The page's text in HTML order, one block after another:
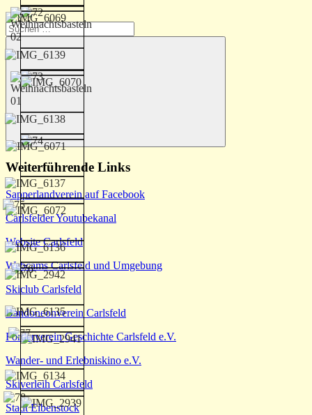
Suchen
nach:
Suchen
Weiterführende Links
Sapperlandverein auf Facebook
Carlsfelder Youtubekanal
Website Carlsfeld
Webcams Carlsfeld und Umgebung
Skiclub Carlsfeld
Bandoneonverein Carlsfeld
Förderverein Geschichte Carlsfeld e.V.
Wander- und Erlebniskino e.V.
Skiverleih Carlsfeld
Stadt Eibenstock